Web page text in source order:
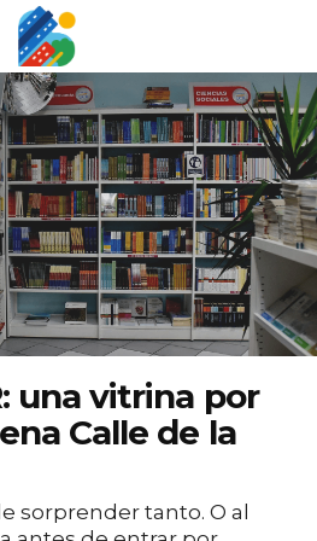
una vitrina por
Calle de la
sorprender tanto. O al